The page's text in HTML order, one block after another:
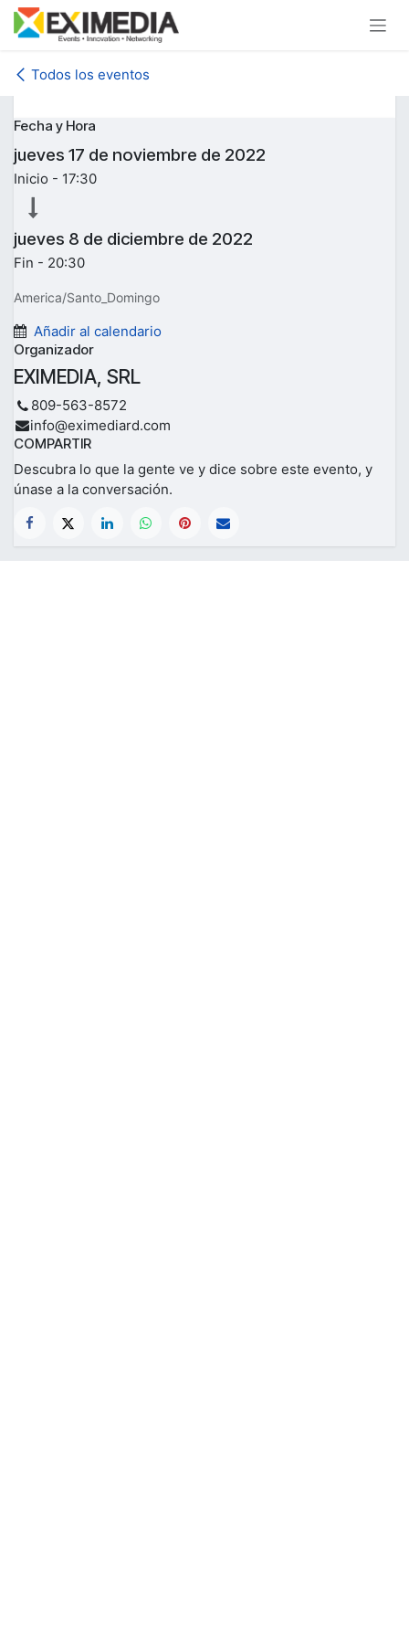
Ir al contenido
Todos los eventos
Fecha y Hora
jueves 17 de noviembre de 2022
Inicio - 17:30
jueves 8 de diciembre de 2022
Fin - 20:30
America/Santo_Domingo
Añadir al calendario
Organizador
EXIMEDIA, SRL
809-563-8572
info@eximediard.com
COMPARTIR
Descubra lo que la gente ve y dice sobre este evento, y
únase a la conversación.